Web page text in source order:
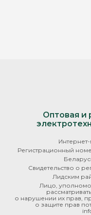
Оптовая и
Регистрационный
Свидетельство о
Лидским
Лицо,
о нарушении их прав,
о защите прав